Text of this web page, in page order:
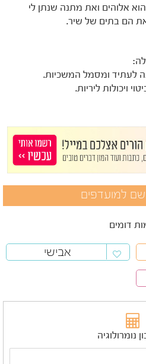
אלוהים ואת מתנה שנתן לי
הם בתים של שיר.
לעתיד ומסמל המשכיות.
ויכולות ליריות.
דומים
אבישי
נומרולוגיה